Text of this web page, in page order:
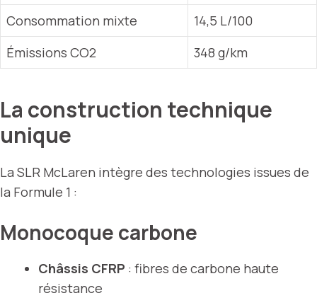
Consommation mixte
14,5 L/100
Émissions CO2
348 g/km
La construction technique
unique
La SLR McLaren intègre des technologies issues de
la Formule 1 :
Monocoque carbone
Châssis CFRP : fibres de carbone haute
résistance